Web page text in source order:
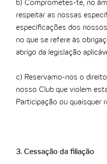
b) Comprometes-te, no
respeitar as nossas
especificações dos
no que se refere às
abrigo da legislação
c) Reservamo-nos o
nosso Club que violem
Participação ou quaisquer
3. Cessação da filiação